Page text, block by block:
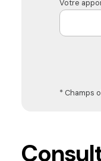
Votre
* Champs